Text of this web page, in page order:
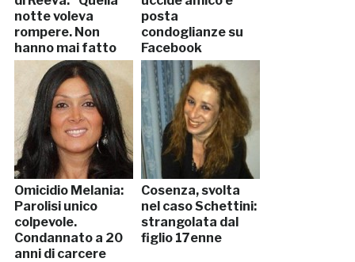
notte voleva
rompere. Non
hanno mai fatto
sesso”
posta
condoglianze su
Facebook
Omicidio Melania:
Parolisi unico
colpevole.
Condannato a 20
anni di carcere
Cosenza, svolta
nel caso Schettini:
strangolata dal
figlio 17enne